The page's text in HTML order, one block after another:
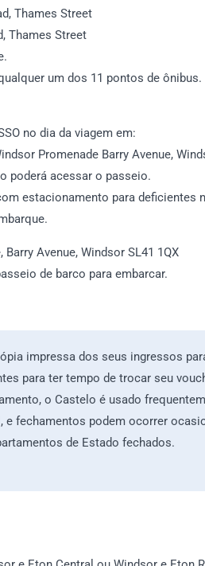
Thames Street
Thames Street
um dos 11 pontos de ônibus.
no dia da viagem em:
Promenade Barry Avenue,
poderá acessar o passeio.
estacionamento para deficientes
Avenue, Windsor SL41 1QX
de barco para embarcar.
impressa dos seus ingressos
para ter tempo de trocar seu
o Castelo é usado
e fechamentos podem ocorrer
de Estado fechados.